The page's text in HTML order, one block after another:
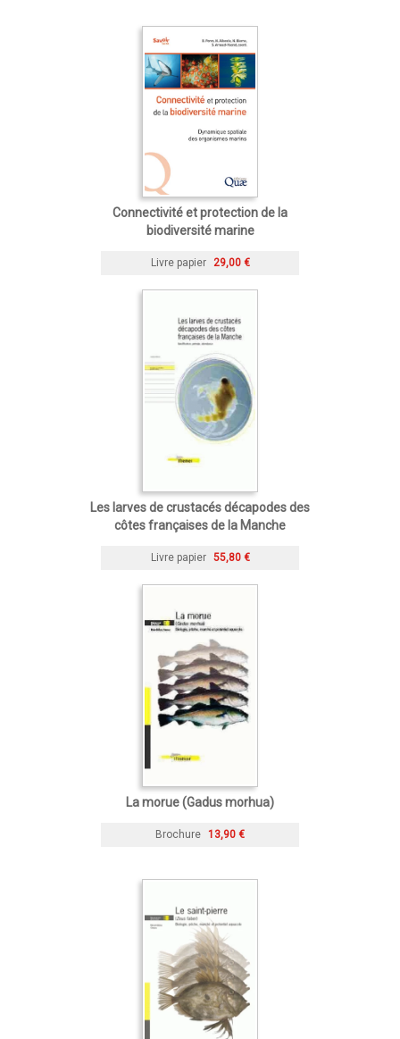
Connectivité et protection de la
biodiversité marine
Livre papier 29,00 €
Les larves de crustacés décapodes des
côtes françaises de la Manche
Livre papier 55,80 €
La morue (Gadus morhua)
Brochure 13,90 €